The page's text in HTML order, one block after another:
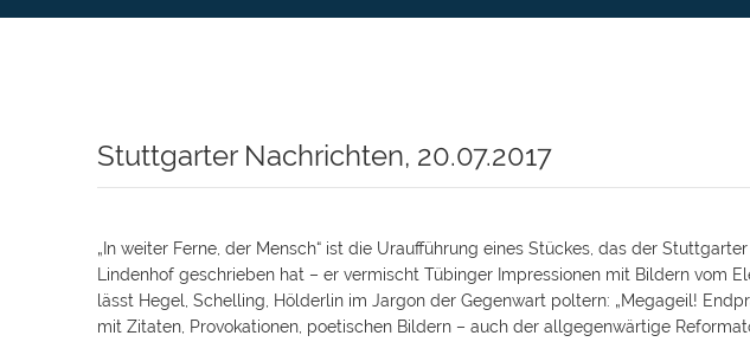
Stuttgarter Nachrichten, 20.07.2017
„In weiter Ferne, der Mensch“ ist die Uraufführung eines Stückes, das der
Lindenhof geschrieben hat – er vermischt Tübinger Impressionen mit Bildern vom
lässt Hegel, Schelling, Hölderlin im Jargon der Gegenwart poltern: „Megageil!
mit Zitaten, Provokationen, poetischen Bildern – auch der allgegenwärtige